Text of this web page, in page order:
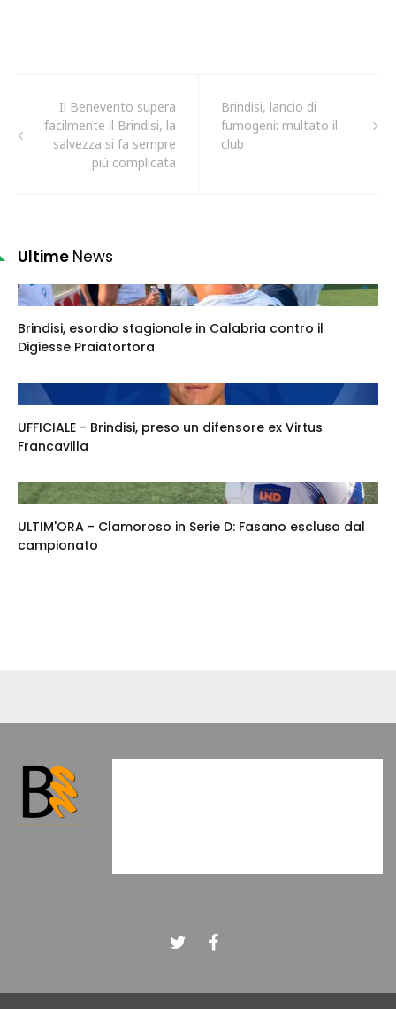
Il Benevento supera
facilmente il Brindisi, la
salvezza si fa sempre
più complicata
Brindisi, lancio di
fumogeni: multato il
club
Ultime News
Brindisi, esordio stagionale in Calabria contro il
Digiesse Praiatortora
UFFICIALE - Brindisi, preso un difensore ex Virtus
Francavilla
ULTIM'ORA - Clamoroso in Serie D: Fasano escluso dal
campionato